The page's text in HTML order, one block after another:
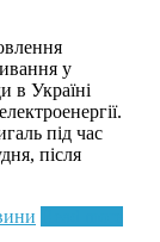
у
в Україні
під час
після